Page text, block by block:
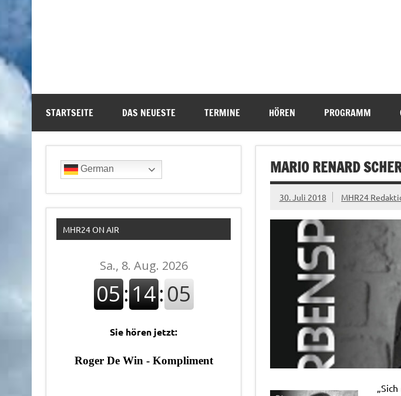
STARTSEITE DAS NEUESTE TERMINE HÖREN PROGRAMM
MARIO RENARD
30. Juli 2018 MHR24
German
MHR24 ON AIR
Sie hören jetzt: